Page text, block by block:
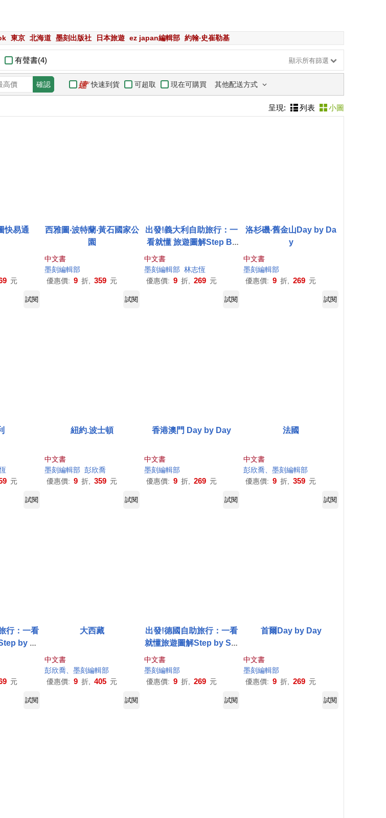
東京 北海道 墨刻出版社 日本旅遊 ez japan編輯部 約翰‧史崔勒基
有聲書(4) 顯示所有篩選
確認 快速到貨 可超取 現在可購買 其他配送方式
呈現: 列表 小圖
快易通
元
西雅圖‧波特蘭‧黃石國家公
園
中文書
墨刻編輯部
優惠價: 9 折, 359 元
出發!義大利自助旅行：一
看就懂 旅遊圖解Step By
中文書
墨刻編輯部 林志恆
優惠價: 9 折, 269 元
洛杉磯‧舊金山Day by Da
y
中文書
墨刻編輯部
優惠價: 9 折, 269 元
試閱 試閱 試閱 試閱
元
紐約.波士頓
中文書
墨刻編輯部 彭欣喬
優惠價: 9 折, 359 元
香港澳門 Day by Day
中文書
墨刻編輯部
優惠價: 9 折, 269 元
法國
中文書
彭欣喬、墨刻編輯部
優惠價: 9 折, 359 元
試閱 試閱 試閱 試閱
行：一看
by St
元
大西藏
中文書
彭欣喬、墨刻編輯部
優惠價: 9 折, 405 元
出發!德國自助旅行：一看
就懂旅遊圖解Step by Ste
中文書
墨刻編輯部
優惠價: 9 折, 269 元
首爾Day by Day
中文書
墨刻編輯部
優惠價: 9 折, 269 元
試閱 試閱 試閱 試閱